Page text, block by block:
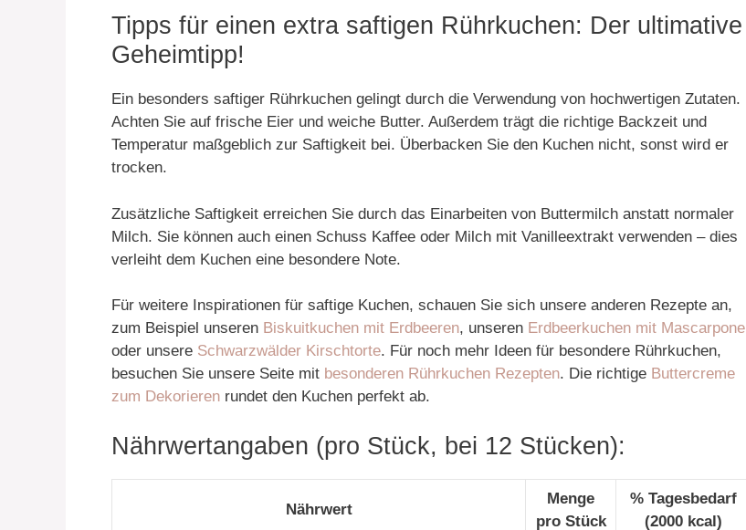
Tipps für einen extra saftigen Rührkuchen: Der ultimative
Geheimtipp!
Ein besonders saftiger Rührkuchen gelingt durch die Verwendung von hochwertigen Zutaten.
Achten Sie auf frische Eier und weiche Butter. Außerdem trägt die richtige Backzeit und
Temperatur maßgeblich zur Saftigkeit bei. Überbacken Sie den Kuchen nicht, sonst wird er
trocken.
Zusätzliche Saftigkeit erreichen Sie durch das Einarbeiten von Buttermilch anstatt normaler
Milch. Sie können auch einen Schuss Kaffee oder Milch mit Vanilleextrakt verwenden – dies
verleiht dem Kuchen eine besondere Note.
Für weitere Inspirationen für saftige Kuchen, schauen Sie sich unsere anderen Rezepte an,
zum Beispiel unseren Biskuitkuchen mit Erdbeeren, unseren Erdbeerkuchen mit Mascarpone
oder unsere Schwarzwälder Kirschtorte. Für noch mehr Ideen für besondere Rührkuchen,
besuchen Sie unsere Seite mit besonderen Rührkuchen Rezepten. Die richtige Buttercreme
zum Dekorieren rundet den Kuchen perfekt ab.
Nährwertangaben (pro Stück, bei 12 Stücken):
Nährwert
Menge
pro Stück
% Tagesbedarf
(2000 kcal)